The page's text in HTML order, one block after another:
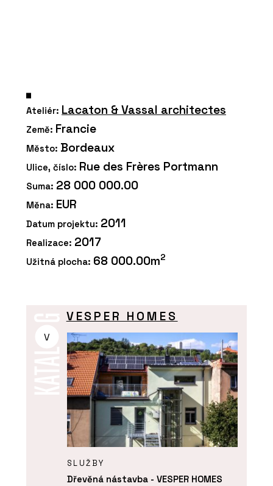
Ateliér: Lacaton & Vassal architectes
Země: Francie
Město: Bordeaux
Ulice, číslo: Rue des Frères Portmann
Suma: 28 000 000.00
Měna: EUR
Datum projektu: 2011
Realizace: 2017
Užitná plocha: 68 000.00m2
V
VESPER HOMES
SLUŽBY
Dřevěná nástavba - VESPER HOMES